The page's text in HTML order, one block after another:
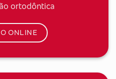
ortodôntica
ONLINE